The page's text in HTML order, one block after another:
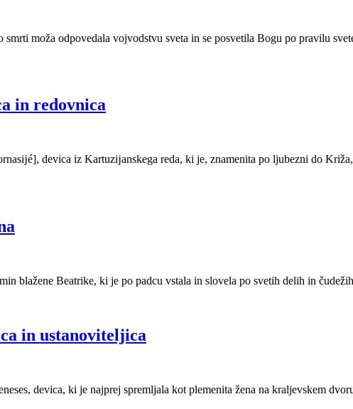
moža odpovedala vojvodstvu sveta in se posvetila Bogu po pravilu
in redovnica
devica iz Kartuzĳanskega reda, ki je, znamenita po ljubezni do
blažene Beatrike, ki je po padcu vstala in slovela po svetih delih in
in ustanoviteljica
devica, ki je najprej spremljala kot plemenita žena na kraljevskem